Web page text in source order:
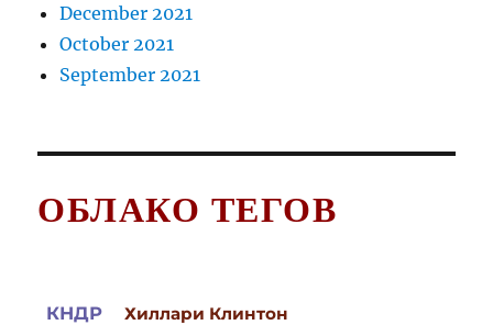
December 2021
October 2021
September 2021
ОБЛАКО ТЕГОВ
КНДР Хиллари Клинтон